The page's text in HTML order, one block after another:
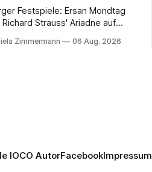
Festspiele: Ersan Mondtag
Strauss' Ariadne auf
Fiction mit Opernklassik.
Zimmermann 06 Aug. 2026
IOCO AutorFacebookImpressum